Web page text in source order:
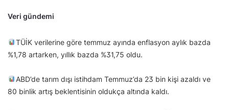
Veri gündemi
TÜİK verilerine göre temmuz ayında enflasyon aylık bazda
%1,78 artarken, yıllık bazda %31,75 oldu.
ABD’de tarım dışı istihdam Temmuz’da 23 bin kişi azaldı ve
80 binlik artış beklentisinin oldukça altında kaldı.